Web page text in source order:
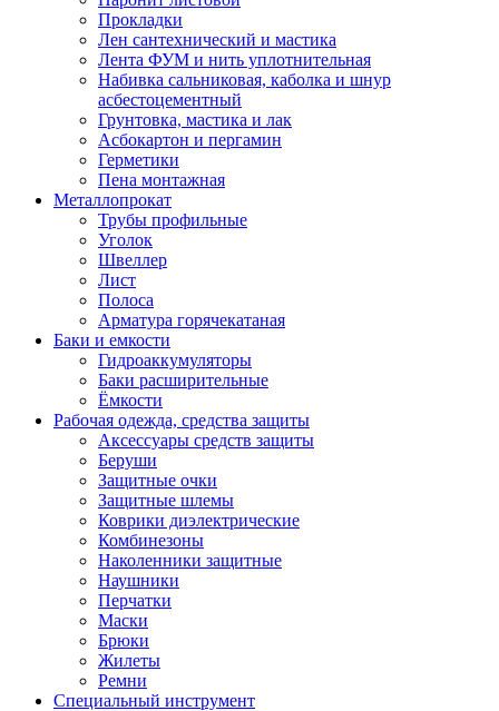
Прокладки
Лен сантехнический и мастика
Лента ФУМ и нить уплотнительная
Набивка сальниковая, каболка и шнур
асбестоцементный
Грунтовка, мастика и лак
Асбокартон и пергамин
Герметики
Пена монтажная
Металлопрокат
Трубы профильные
Уголок
Швеллер
Лист
Полоса
Арматура горячекатаная
Баки и емкости
Гидроаккумуляторы
Баки расширительные
Ёмкости
Рабочая одежда, средства защиты
Аксессуары средств защиты
Беруши
Защитные очки
Защитные шлемы
Коврики диэлектрические
Комбинезоны
Наколенники защитные
Наушники
Перчатки
Маски
Брюки
Жилеты
Ремни
Специальный инструмент